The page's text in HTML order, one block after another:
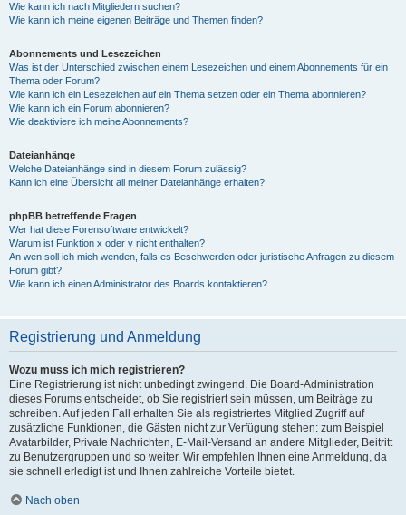
Wie kann ich nach Mitgliedern suchen?
Wie kann ich meine eigenen Beiträge und Themen finden?
Abonnements und Lesezeichen
Was ist der Unterschied zwischen einem Lesezeichen und einem Abonnements für ein
Thema oder Forum?
Wie kann ich ein Lesezeichen auf ein Thema setzen oder ein Thema abonnieren?
Wie kann ich ein Forum abonnieren?
Wie deaktiviere ich meine Abonnements?
Dateianhänge
Welche Dateianhänge sind in diesem Forum zulässig?
Kann ich eine Übersicht all meiner Dateianhänge erhalten?
phpBB betreffende Fragen
Wer hat diese Forensoftware entwickelt?
Warum ist Funktion x oder y nicht enthalten?
An wen soll ich mich wenden, falls es Beschwerden oder juristische Anfragen zu diesem
Forum gibt?
Wie kann ich einen Administrator des Boards kontaktieren?
Registrierung und Anmeldung
Wozu muss ich mich registrieren?
Eine Registrierung ist nicht unbedingt zwingend. Die Board-Administration
dieses Forums entscheidet, ob Sie registriert sein müssen, um Beiträge zu
schreiben. Auf jeden Fall erhalten Sie als registriertes Mitglied Zugriff auf
zusätzliche Funktionen, die Gästen nicht zur Verfügung stehen: zum Beispiel
Avatarbilder, Private Nachrichten, E-Mail-Versand an andere Mitglieder, Beitritt
zu Benutzergruppen und so weiter. Wir empfehlen Ihnen eine Anmeldung, da
sie schnell erledigt ist und Ihnen zahlreiche Vorteile bietet.
Nach oben